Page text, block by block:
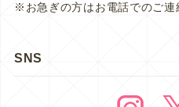
※お急ぎの方はお電話でのご連
SNS